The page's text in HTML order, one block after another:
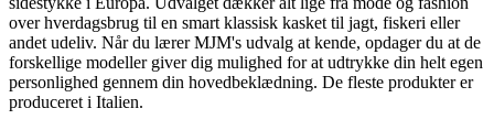
over hverdagsbrug til en smart klassisk kasket til jagt, fiskeri eller
andet udeliv. Når du lærer MJM's udvalg at kende, opdager du at de
forskellige modeller giver dig mulighed for at udtrykke din helt egen
personlighed gennem din hovedbeklædning. De fleste produkter er
produceret i Italien.